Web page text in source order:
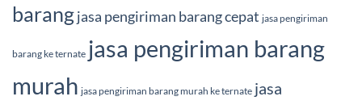
barangjasa pengiriman barang cepat jasa pengiriman
barang ke ternate jasa pengiriman barang
murah jasa pengiriman barang murah ke ternate jasa